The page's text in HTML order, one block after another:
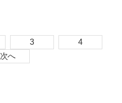
3
4
次へ